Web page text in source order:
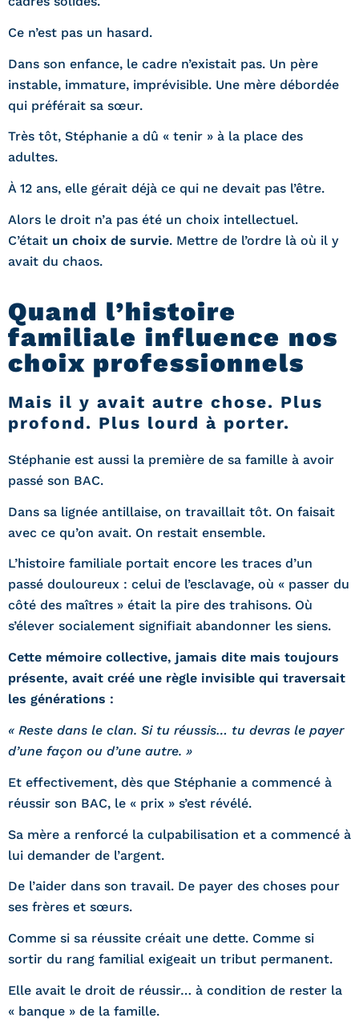
Ce n’est pas un hasard.
Dans son enfance, le cadre n’existait pas. Un père
instable, immature, imprévisible. Une mère débordée
qui préférait sa sœur.
Très tôt, Stéphanie a dû « tenir » à la place des
adultes.
À 12 ans, elle gérait déjà ce qui ne devait pas l’être.
Alors le droit n’a pas été un choix intellectuel.
C’était un choix de survie. Mettre de l’ordre là où il y
avait du chaos.
Quand l’histoire
familiale influence nos
choix professionnels
Mais il y avait autre chose. Plus
profond. Plus lourd à porter.
Stéphanie est aussi la première de sa famille à avoir
passé son BAC.
Dans sa lignée antillaise, on travaillait tôt. On faisait
avec ce qu’on avait. On restait ensemble.
L’histoire familiale portait encore les traces d’un
passé douloureux : celui de l’esclavage, où « passer du
côté des maîtres » était la pire des trahisons. Où
s’élever socialement signifiait abandonner les siens.
Cette mémoire collective, jamais dite mais toujours
présente, avait créé une règle invisible qui traversait
les générations :
« Reste dans le clan. Si tu réussis… tu devras le payer
d’une façon ou d’une autre. »
Et effectivement, dès que Stéphanie a commencé à
réussir son BAC, le « prix » s’est révélé.
Sa mère a renforcé la culpabilisation et a commencé à
lui demander de l’argent.
De l’aider dans son travail. De payer des choses pour
ses frères et sœurs.
Comme si sa réussite créait une dette. Comme si
sortir du rang familial exigeait un tribut permanent.
Elle avait le droit de réussir… à condition de rester la
« banque » de la famille.